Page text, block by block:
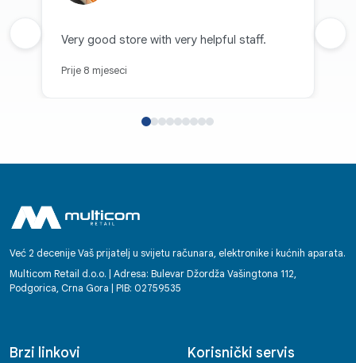
Very good store with very helpful staff.
Prije 8 mjeseci
Prethodna recenzija
Već 2 decenije Vaš prijatelj u svijetu računara, elektronike i kućnih aparata.
Multicom Retail d.o.o. | Adresa: Bulevar Džordža Vašingtona 112,
Podgorica, Crna Gora | PIB: 02759535
Brzi linkovi Korisnički servis